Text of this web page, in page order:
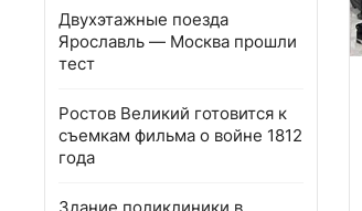
Двухэтажные поезда
Ярославль — Москва прошли
тест
Ростов Великий готовится к
съемкам фильма о войне 1812
года